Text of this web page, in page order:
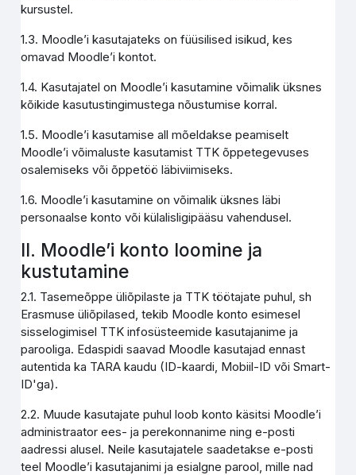
kursustel.
1.3. Moodle’i kasutajateks on füüsilised isikud, kes
omavad Moodle’i kontot.
1.4. Kasutajatel on Moodle’i kasutamine võimalik üksnes
kõikide kasutustingimustega nõustumise korral.
1.5. Moodle’i kasutamise all mõeldakse peamiselt
Moodle’i võimaluste kasutamist TTK õppetegevuses
osalemiseks või õppetöö läbiviimiseks.
1.6. Moodle’i kasutamine on võimalik üksnes läbi
personaalse konto või külalisligipääsu vahendusel.
II. Moodle’i konto loomine ja
kustutamine
2.1. Tasemeõppe üliõpilaste ja TTK töötajate puhul, sh
Erasmuse üliõpilased, tekib Moodle konto esimesel
sisselogimisel TTK infosüsteemide kasutajanime ja
parooliga. Edaspidi saavad Moodle kasutajad ennast
autentida ka TARA kaudu (ID-kaardi, Mobiil-ID või Smart-
ID'ga).
2.2. Muude kasutajate puhul loob konto käsitsi Moodle’i
administraator ees- ja perekonnanime ning e-posti
aadressi alusel. Neile kasutajatele saadetakse e-posti
teel Moodle’i kasutajanimi ja esialgne parool, mille nad